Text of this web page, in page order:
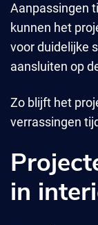
Aanpassingen
kunnen het
voor duidelijke
aansluiten op
Zo blijft het
verrassingen
in